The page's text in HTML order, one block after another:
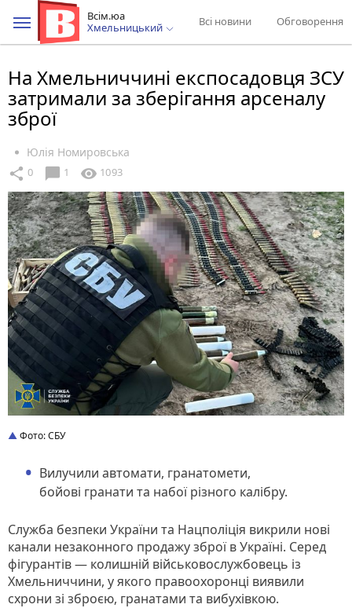
Всім.юа
Хмельницький
Всі новини Обговорення
На Хмельниччині експосадовця ЗСУ
затримали за зберігання арсеналу
зброї
Юлія Номировська
share 0 chat_bubble 1 visibility 1093
Фото: СБУ
Вилучили автомати, гранатомети,
бойові гранати та набої різного калібру.
Служба безпеки України та Нацполіція викрили нові
канали незаконного продажу зброї в Україні. Серед
фігурантів — колишній військовослужбовець із
Хмельниччини, у якого правоохоронці виявили
схрони зі зброєю, гранатами та вибухівкою.